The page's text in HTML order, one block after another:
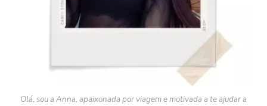
Olá, sou a Anna, apaixonada por viagem e motivada a te ajudar a